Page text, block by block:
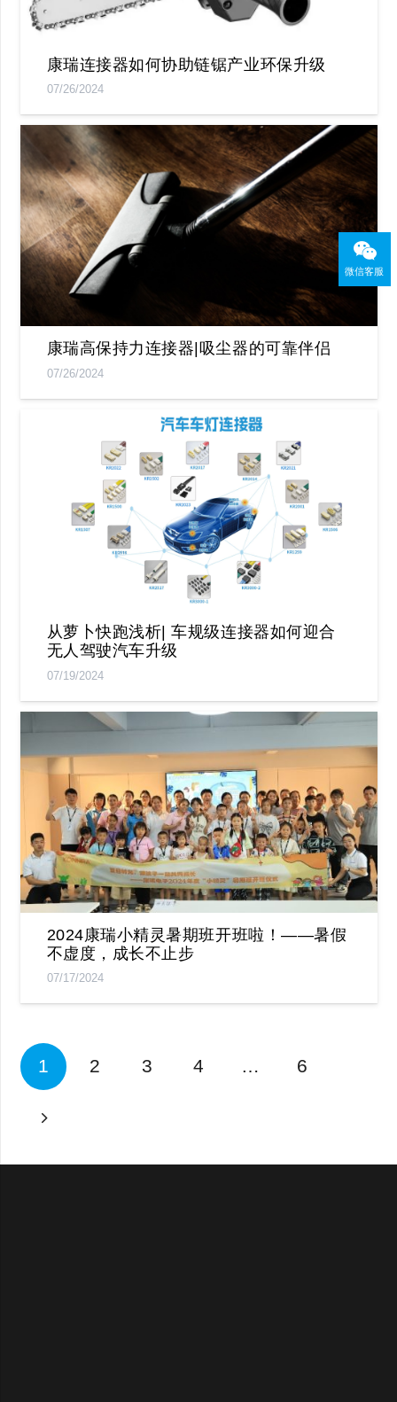
康瑞连接器如何协助链锯产业环保升级
07/26/2024
康瑞高保持力连接器|吸尘器的可靠伴侣
07/26/2024
从萝卜快跑浅析| 车规级连接器如何迎合
无人驾驶汽车升级
07/19/2024
2024康瑞小精灵暑期班开班啦！——暑假
不虚度，成长不止步
07/17/2024
1 2 3 4 … 6
微信客服